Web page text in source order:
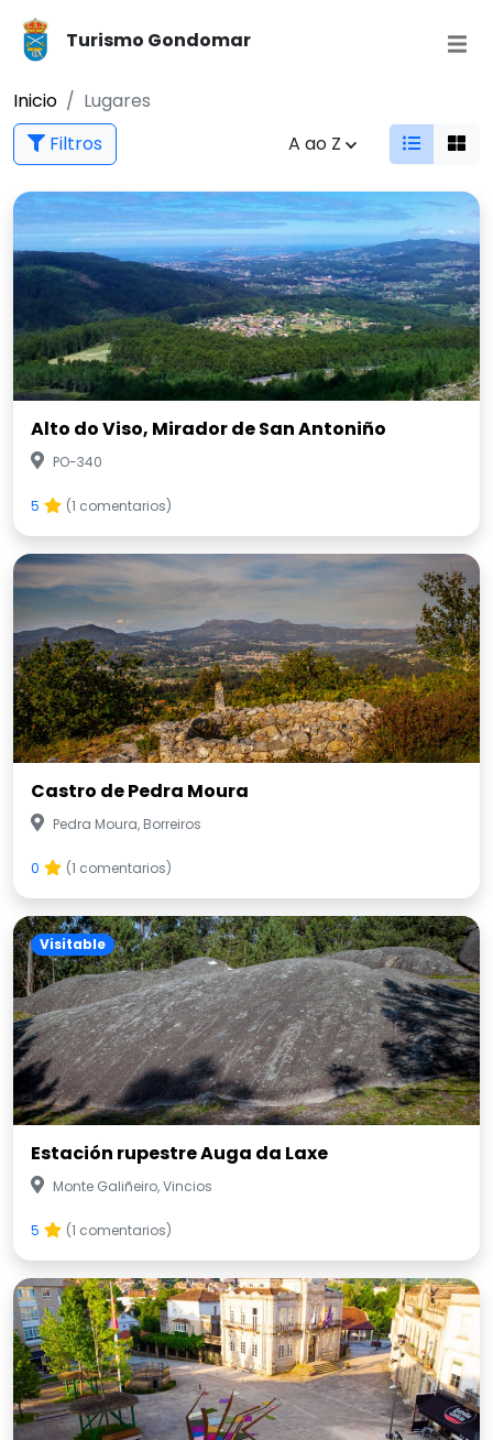
Turismo Gondomar
Inicio
Lugares
Filtros
A ao Z
Alto do Viso, Mirador de San Antoniño
PO-340
5 (1 comentarios)
Castro de Pedra Moura
Pedra Moura, Borreiros
0 (1 comentarios)
Visitable
Estación rupestre Auga da Laxe
Monte Galiñeiro, Vincios
5 (1 comentarios)